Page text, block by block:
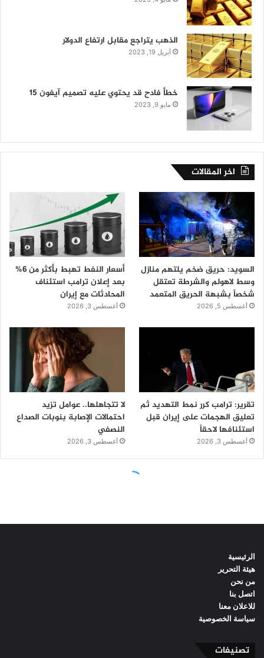
الرئيسية
هيئة التحرير
من نحن
اتصل بنا
للاعلان معنا
سياسة الخصوصية
تصنيفات